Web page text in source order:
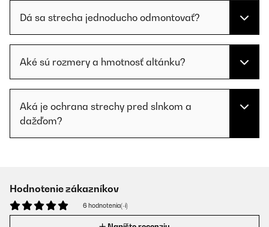
Dá sa strecha jednoducho odmontovať?
Aké sú rozmery a hmotnosť altánku?
Aká je ochrana strechy pred slnkom a
dažďom?
Hodnotenie zákazníkov
6 hodnotenia(-í)